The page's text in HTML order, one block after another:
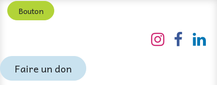
Bouton
Faire un don